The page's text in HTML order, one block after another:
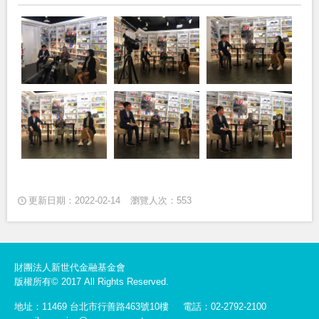
更新日期：2022-02-14 瀏覽人次：553
財團法人新世代金融基金會
版權所有© 2017 All Rights Reserved.
地址：11469 台北市行善路463號10樓
電話：02-2792-2100